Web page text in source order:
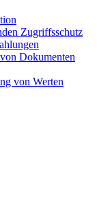
Zugriffsschutz
Dokumenten
von Werten